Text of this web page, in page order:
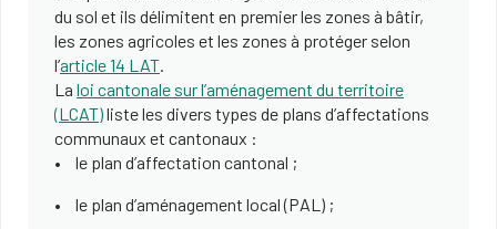
du sol et ils délimitent en premier les zones à bâtir,
les zones agricoles et les zones à protéger selon
l’article 14 LAT.
La loi cantonale sur l’aménagement du territoire
(LCAT)liste les divers types de plans d’affectations
communaux et cantonaux :
le plan d’affectation cantonal ;
le plan d’aménagement local (PAL) ;